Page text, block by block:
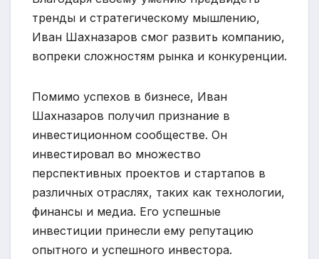
тренды и стратегическому мышлению,
Иван Шахназаров смог развить компанию,
вопреки сложностям рынка и конкуренции.
Помимо успехов в бизнесе, Иван
Шахназаров получил признание в
инвестиционном сообществе. Он
инвестировал во множество
перспективных проектов и стартапов в
различных отраслях, таких как технологии,
финансы и медиа. Его успешные
инвестиции принесли ему репутацию
опытного и успешного инвестора.